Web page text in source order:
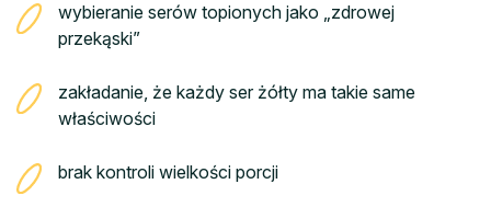
wybieranie serów topionych jako „zdrowej
przekąski”
zakładanie, że każdy ser żółty ma takie same
właściwości
brak kontroli wielkości porcji